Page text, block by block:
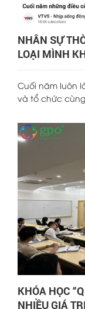
NHÂN SỰ
LOẠI MÌNH
Cuối năm luôn
và tổ chức
đầu mới. Trong
của Đài truyền
đã mang đến
mình của
AI phát triển
và cơ hội đang
KHÓA HỌC
NHIỀU GIÁ